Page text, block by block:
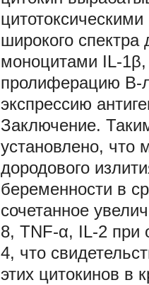
широкого
моноцитами IL-
пролиферацию В-
экспрессию
Заключение.
установлено,
дородового
беременности в
сочетанное
8, TNF-α, IL-2 при
4, что
этих цитокинов в